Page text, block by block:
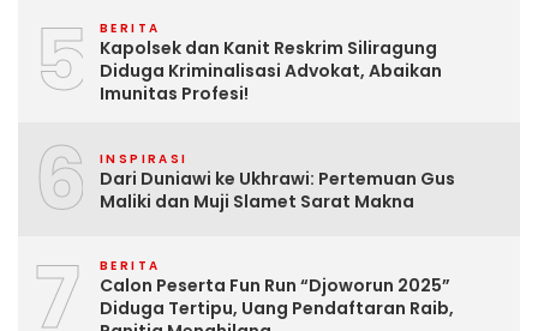
5 BERITA
Kapolsek dan Kanit Reskrim Siliragung
Diduga Kriminalisasi Advokat, Abaikan
Imunitas Profesi!
6 INSPIRASI
Dari Duniawi ke Ukhrawi: Pertemuan Gus
Maliki dan Muji Slamet Sarat Makna
7 BERITA
Calon Peserta Fun Run “Djoworun 2025”
Diduga Tertipu, Uang Pendaftaran Raib,